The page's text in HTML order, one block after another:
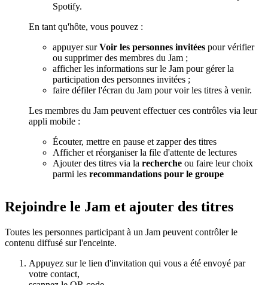
Spotify.
En tant qu'hôte, vous pouvez :
appuyer surVoir les personnes invitées pour vérifier
ou supprimer des membres du Jam ;
afficher les informations sur le Jam pour gérer la
participation des personnes invitées ;
faire défiler l'écran du Jam pour voir les titres à venir.
Les membres du Jam peuvent effectuer ces contrôles via leur
appli mobile :
Écouter, mettre en pause et zapper des titres
Afficher et réorganiser la file d'attente de lectures
Ajouter des titres via la recherche ou faire leur choix
parmi les recommandations pour le groupe
Rejoindre le Jam et ajouter des titres
Toutes les personnes participant à un Jam peuvent contrôler le
contenu diffusé sur l'enceinte.
Appuyez sur le lien d'invitation qui vous a été envoyé par
votre contact,